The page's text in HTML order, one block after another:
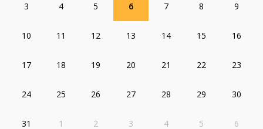
3 4 5 6 7 8 9
10 11 12 13 14 15 16
17 18 19 20 21 22 23
24 25 26 27 28 29 30
31 1 2 3 4 5 6